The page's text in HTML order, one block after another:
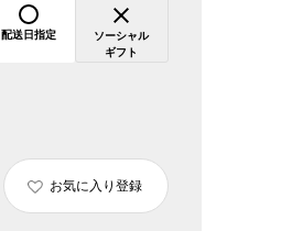
配送日指定
ソーシャル
ギフト
お気に入り登録